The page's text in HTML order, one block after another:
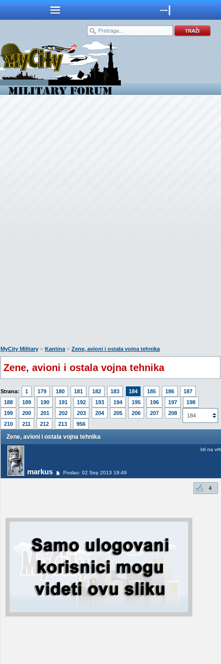
MyCity Military » Kantina» Zene, avioni i ostala vojna tehnika
Zene, avioni i ostala vojna tehnika
Strana: 1 179 180 181 182 183 184 185 186
187
188
189 190 191 192 193 194 195 196 197
198
199
200 201 202 203 204 205 206 207 208
209
210
211 212 213 956
184
Zene, avioni i ostala vojna tehnika
markus Poslao: 02 Sep 2013 19:49
Idi na vrh
4